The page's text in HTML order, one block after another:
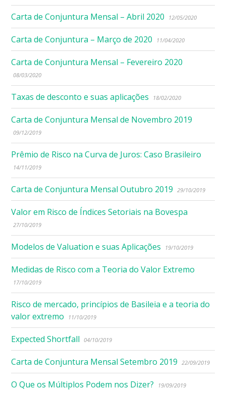
Carta de Conjuntura Mensal – Abril 2020 12/05/2020
Carta de Conjuntura – Março de 2020 11/04/2020
Carta de Conjuntura Mensal – Fevereiro 2020
08/03/2020
Taxas de desconto e suas aplicações 18/02/2020
Carta de Conjuntura Mensal de Novembro 2019
09/12/2019
Prêmio de Risco na Curva de Juros: Caso Brasileiro
14/11/2019
Carta de Conjuntura Mensal Outubro 2019 29/10/2019
Valor em Risco de Índices Setoriais na Bovespa
27/10/2019
Modelos de Valuation e suas Aplicações 19/10/2019
Medidas de Risco com a Teoria do Valor Extremo
17/10/2019
Risco de mercado, princípios de Basileia e a teoria do
valor extremo
11/10/2019
Expected Shortfall 04/10/2019
Carta de Conjuntura Mensal Setembro 2019 22/09/2019
O Que os Múltiplos Podem nos Dizer? 19/09/2019